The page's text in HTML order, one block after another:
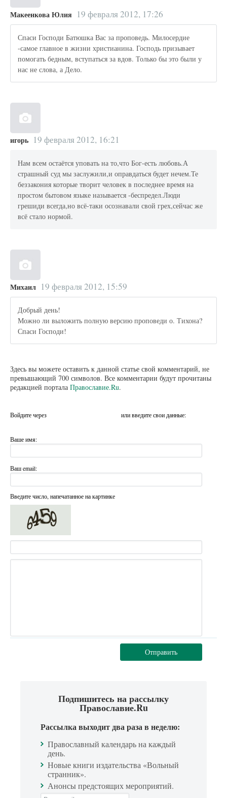
Макеенкова Юлия 19 февраля 2012, 17:26
Спаси Господи Батюшка Вас за проповедь. Милосердие
-самое главное в жизни христианина. Господь призывает
помогать бедным, вступаться за вдов. Только бы это были у
нас не слова, а Дело.
игорь 19 февраля 2012, 16:21
Нам всем остаётся уповать на то,что Бог-есть любовь.А
страшный суд мы заслужили,и оправдаться будет нечем.Те
беззакония которые творит человек в последнее время на
простом бытовом языке называется -беспредел.Люди
грешиди всегда,но всё-таки осознавали свой грех,сейчас же
всё стало нормой.
Михаил 19 февраля 2012, 15:59
Добрый день!
Можно ли выложить полную версию проповеди о. Тихона?
Спаси Господи!
Здесь вы можете оставить к данной статье свой комментарий, не
превышающий 700 символов. Все комментарии будут прочитаны
редакцией портала Православие.Ru.
Войдите через или введите свои данные:
Ваше имя:
Ваш email:
Введите число, напечатанное на картинке
Отправить
Подпишитесь на рассылку
Православие.Ru
Рассылка выходит два раза в неделю:
Православный календарь на каждый
день.
Новые книги издательства «Вольный
странник».
Анонсы предстоящих мероприятий.